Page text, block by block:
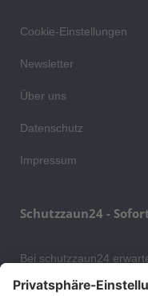
Cookie-Einstellungen
Newsletter
Über uns
Datenschutz
Impressum
Schutzzaun24 -
Bei schutzzaun24
Schutzgittern,